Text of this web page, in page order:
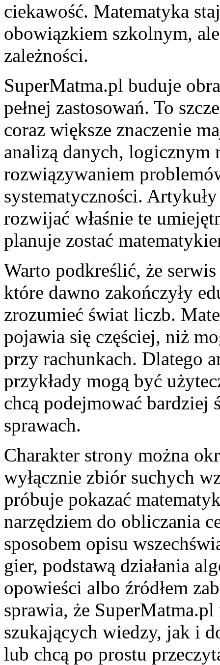
ciekawość. Matematyka
obowiązkiem szkolnym,
zależności.
SuperMatma.pl buduje
pełnej zastosowań. To
coraz większe znaczenie
analizą danych, logicznym
rozwiązywaniem
systematyczności.
rozwijać właśnie te
planuje zostać
Warto podkreślić, że
które dawno zakończyły
zrozumieć świat liczb.
pojawia się częściej, niż
przy rachunkach. Dlatego
przykłady mogą być
chcą podejmować bardziej
sprawach.
Charakter strony można
wyłącznie zbiór suchych
próbuje pokazać
narzędziem do obliczania
sposobem opisu
gier, podstawą działania
opowieści albo źródłem
sprawia, że
szukających wiedzy, jak i
lub chcą po prostu